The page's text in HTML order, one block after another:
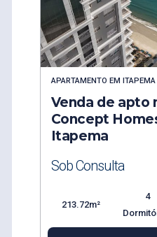
APARTAMENTO EM ITAPEMA
Venda de apto
Concept
Itapema
Sob Consulta
213.72m²
4